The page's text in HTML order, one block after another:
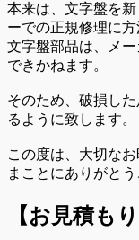
本来は、文字盤を
ーでの正規修理に方
文字盤部品は、メ
できかねます。
そのため、破損し
るように致します。
この度は、大切な
まことにありがとう
【お見積も